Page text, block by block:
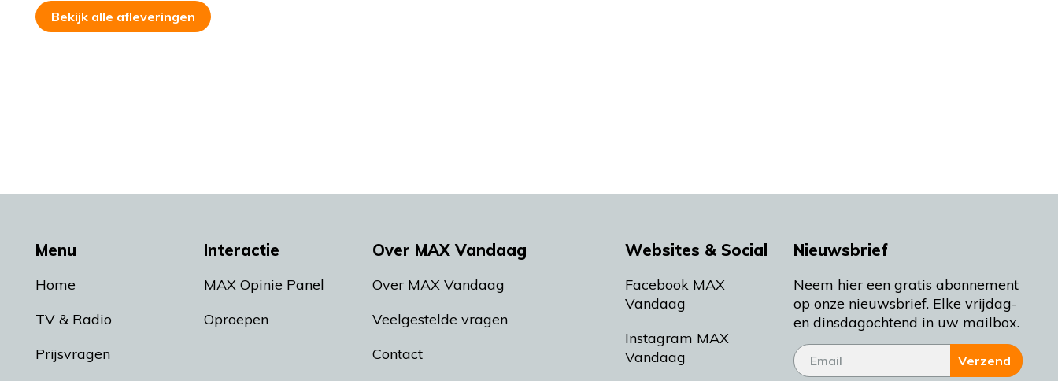
Bekijk alle afleveringen
Menu
Home
TV & Radio
Prijsvragen
Interactie
MAX Opinie Panel
Oproepen
Over MAX Vandaag
Over MAX Vandaag
Veelgestelde vragen
Contact
Websites & Social
Facebook MAX
Vandaag
Instagram MAX
Vandaag
Nieuwsbrief
Neem hier een gratis abonnement
op onze nieuwsbrief. Elke vrijdag-
en dinsdagochtend in uw mailbox.
Verzend